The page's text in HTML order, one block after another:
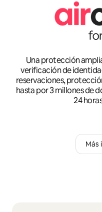
Una protección
verificación de
reservaciones,
hasta por 3 millones de
24
Más